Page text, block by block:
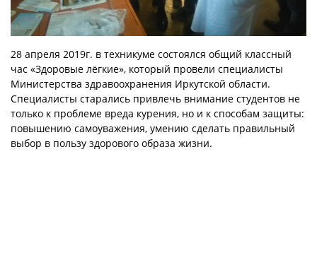
28 апреля 2019г. в техникуме состоялся общий классный
час «Здоровые лёгкие», который провели специалисты
Министерства здравоохранения Иркутской области.
Специалисты старались привлечь внимание студентов не
только к проблеме вреда курения, но и к способам защиты:
повышению самоуважения, умению сделать правильный
выбор в пользу здорового образа жизни.